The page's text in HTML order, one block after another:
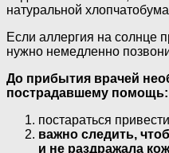
натуральной
Если аллергия на солнце
нужно немедленно
До прибытия врачей
пострадавшему помощь:
постараться
важно следить,
и не раздражала